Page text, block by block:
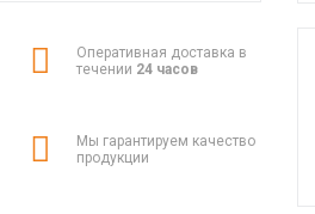
Оперативная доставка в
течении 24 часов
Мы гарантируем качество
продукции